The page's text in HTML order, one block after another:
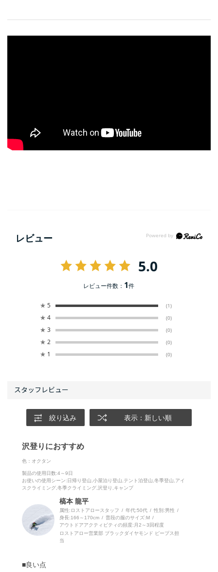
レビュー
5.0
レビュー件数： 1件
★ 5 (1)
★ 4 (0)
★ 3 (0)
★ 2 (0)
★ 1 (0)
絞り込み 表示：新しい順
沢登りにおすすめ
色：オクタン
製品の使用日数:4～9日
お使いの使用シーン:日帰り登山,小屋泊り登山,テント泊登山,冬季登山,アイ
スクライミング,冬季クライミング,沢登り,キャンプ
槁本 龍平
属性:ロストアロースタッフ 年代:50代 性別:男性
身長:166～170cm 普段の服のサイズ:M
アウトドアアクティビティの頻度: 月2～3回程度
ロストアロー営業部 ブラックダイヤモンド ピープス担
当
■良い点